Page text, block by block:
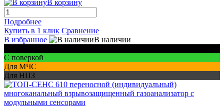
В корзину
Подробнее
Купить в 1 клик Сравнение
В избранное
В наличии
С поверкой
Для МЧС
Для НПЗ